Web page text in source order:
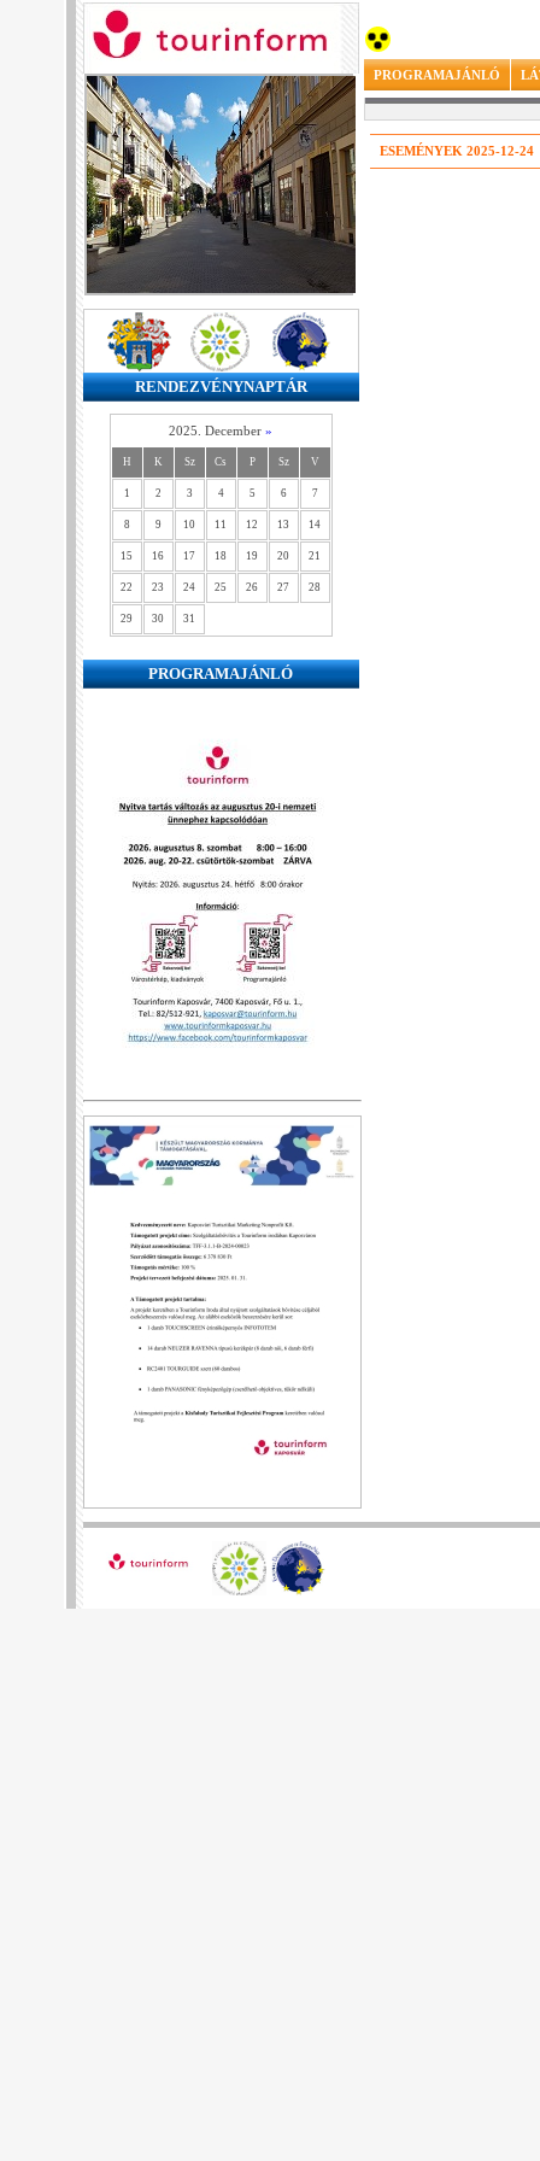
RENDEZVÉNYNAPTÁR
2025. December »
H K Sz Cs P Sz V
1 2 3 4 5 6 7
8 9 10 11 12 13 14
15 16 17 18 19 20 21
22 23 24 25 26 27 28
29 30 31
PROGRAMAJÁNLÓ
PROGRAMAJÁNLÓ
ESEMÉNYEK 2025-12-24